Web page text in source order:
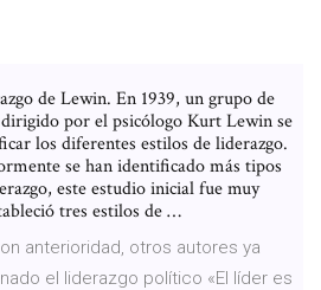
de Lewin. En 1939, un grupo de
por el psicólogo Kurt Lewin se
los diferentes estilos de liderazgo.
se han identificado más tipos
este estudio inicial fue muy
tres estilos de …
anterioridad, otros autores ya
el liderazgo político «El líder es